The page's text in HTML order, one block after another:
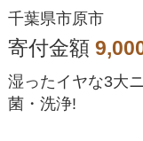
詰替え超特大
千葉県市原市
寄付金額
湿ったイヤな3大
菌・洗浄!